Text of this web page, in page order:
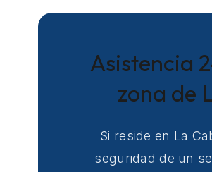
Asistencia
zona de
Si reside en La
seguridad de un